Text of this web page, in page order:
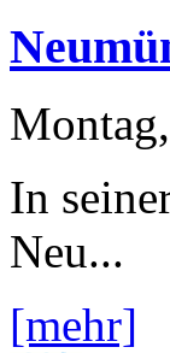
In
Neu...
[mehr]